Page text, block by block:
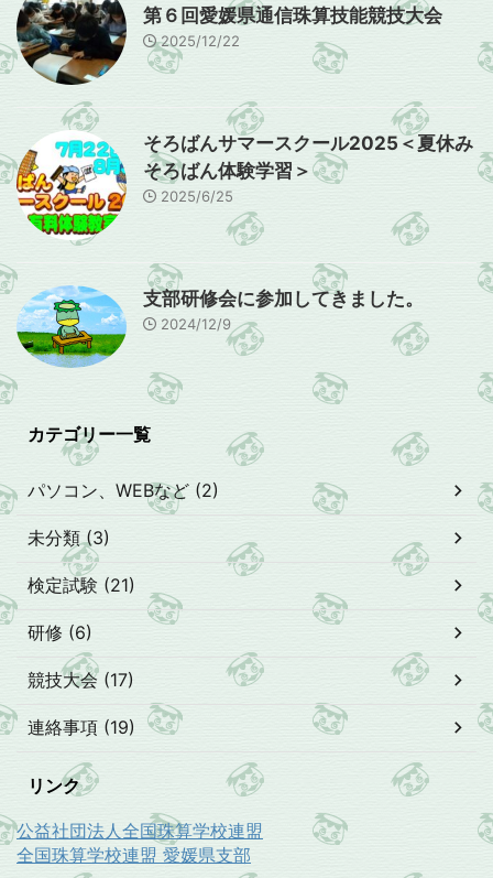
第６回愛媛県通信珠算技能競技大会
2025/12/22
そろばんサマースクール2025＜夏休み
そろばん体験学習＞
2025/6/25
支部研修会に参加してきました。
2024/12/9
カテゴリー一覧
パソコン、WEBなど (2)
未分類 (3)
検定試験 (21)
研修 (6)
競技大会 (17)
連絡事項 (19)
リンク
公益社団法人全国珠算学校連盟
全国珠算学校連盟 愛媛県支部